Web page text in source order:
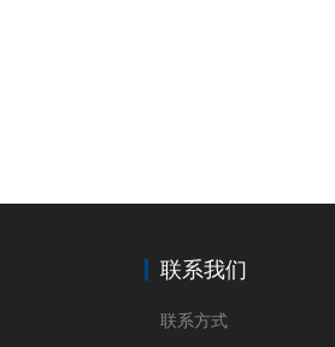
联系我们
联系方式